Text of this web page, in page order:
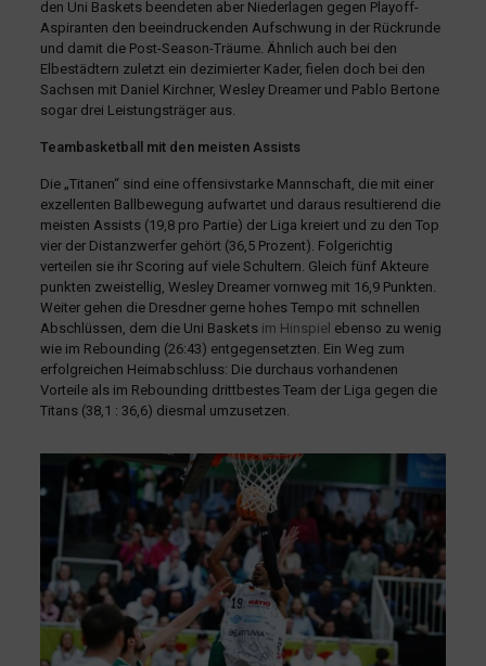
den Uni Baskets beendeten aber Niederlagen gegen Playoff-
Aspiranten den beeindruckenden Aufschwung in der Rückrunde
und damit die Post-Season-Träume. Ähnlich auch bei den
Elbestädtern zuletzt ein dezimierter Kader, fielen doch bei den
Sachsen mit Daniel Kirchner, Wesley Dreamer und Pablo Bertone
sogar drei Leistungsträger aus.
Teambasketball mit den meisten Assists
Die „Titanen“ sind eine offensivstarke Mannschaft, die mit einer
exzellenten Ballbewegung aufwartet und daraus resultierend die
meisten Assists (19,8 pro Partie) der Liga kreiert und zu den Top
vier der Distanzwerfer gehört (36,5 Prozent). Folgerichtig
verteilen sie ihr Scoring auf viele Schultern. Gleich fünf Akteure
punkten zweistellig, Wesley Dreamer vornweg mit 16,9 Punkten.
Weiter gehen die Dresdner gerne hohes Tempo mit schnellen
Abschlüssen, dem die Uni Baskets im Hinspiel ebenso zu wenig
wie im Rebounding (26:43) entgegensetzten. Ein Weg zum
erfolgreichen Heimabschluss: Die durchaus vorhandenen
Vorteile als im Rebounding drittbestes Team der Liga gegen die
Titans (38,1 : 36,6) diesmal umzusetzen.